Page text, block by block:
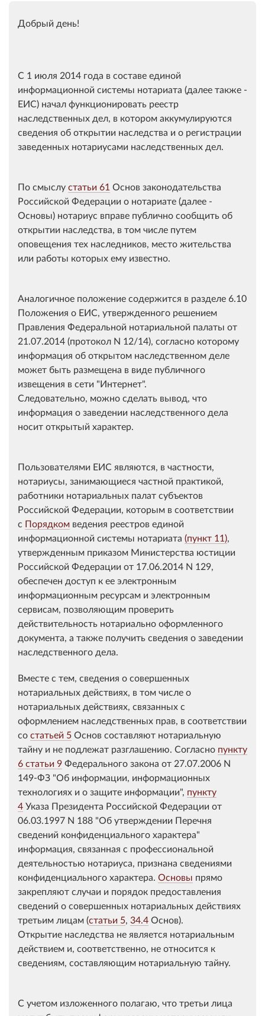
Добрый день!
С 1 июля 2014 года в составе единой
информационной системы нотариата (далее также -
ЕИС) начал функционировать реестр
наследственных дел, в котором аккумулируются
сведения об открытии наследства и о регистрации
заведенных нотариусами наследственных дел.
По смыслу статьи 61 Основ законодательства
Российской Федерации о нотариате (далее -
Основы) нотариус вправе публично сообщить об
открытии наследства, в том числе путем
оповещения тех наследников, место жительства
или работы которых ему известно.
Аналогичное положение содержится в разделе 6.10
Положения о ЕИС, утвержденного решением
Правления Федеральной нотариальной палаты от
21.07.2014 (протокол N 12/14), согласно которому
информация об открытом наследственном деле
может быть размещена в виде публичного
извещения в сети "Интернет".
Следовательно, можно сделать вывод, что
информация о заведении наследственного дела
носит открытый характер.
Пользователями ЕИС являются, в частности,
нотариусы, занимающиеся частной практикой,
работники нотариальных палат субъектов
Российской Федерации, которым в соответствии
с Порядком ведения реестров единой
информационной системы нотариата (пункт 11),
утвержденным приказом Министерства юстиции
Российской Федерации от 17.06.2014 N 129,
обеспечен доступ к ее электронным
информационным ресурсам и электронным
сервисам, позволяющим проверить
действительность нотариально оформленного
документа, а также получить сведения о заведении
наследственного дела.
Вместе с тем, сведения о совершенных
нотариальных действиях, в том числе о
нотариальных действиях, связанных с
оформлением наследственных прав, в соответствии
со статьей 5 Основ составляют нотариальную
тайну и не подлежат разглашению. Согласно пункту
6 статьи 9 Федерального закона от 27.07.2006 N
149-ФЗ "Об информации, информационных
технологиях и о защите информации", пункту
4 Указа Президента Российской Федерации от
06.03.1997 N 188 "Об утверждении Перечня
сведений конфиденциального характера"
информация, связанная с профессиональной
деятельностью нотариуса, признана сведениями
конфиденциального характера. Основы прямо
закрепляют случаи и порядок предоставления
сведений о совершенных нотариальных действиях
третьим лицам (статьи 5, 34.4 Основ).
Открытие наследства не является нотариальным
действием и, соответственно, не относится к
сведениям, составляющим нотариальную тайну.
С учетом изложенного полагаю, что третьи лица